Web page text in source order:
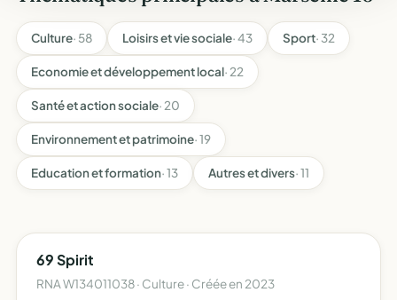
Culture· 58 Loisirs et vie sociale· 43 Sport· 32
Economie et développement local· 22
Santé et action sociale· 20
Environnement et patrimoine· 19
Education et formation· 13 Autres et divers· 11
69 Spirit
RNA W134011038 · Culture · Créée en 2023